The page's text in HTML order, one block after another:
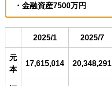
・金融資産7500万円
2025/1 2025/7
元
本
17,615,014 20,348,291